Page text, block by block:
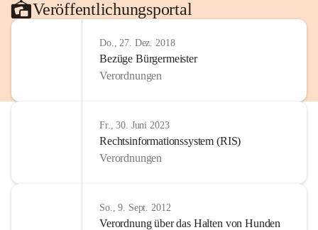
Veröffentlichungsportal
Do., 27. Dez. 2018
Bezüge Bürgermeister
Verordnungen
Fr., 30. Juni 2023
Rechtsinformationssystem (RIS)
Verordnungen
So., 9. Sept. 2012
Verordnung über das Halten von Hunden